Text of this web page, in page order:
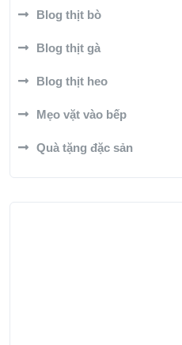
Blog thịt bò
Blog thịt gà
Blog thịt heo
Mẹo vặt vào bếp
Quà tặng đặc sản